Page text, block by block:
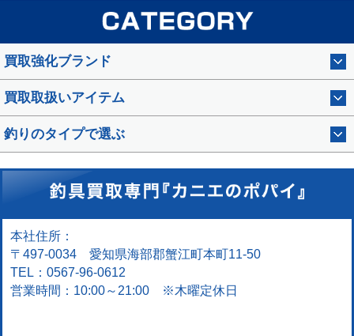
買取強化ブランド
買取取扱いアイテム
釣りのタイプで選ぶ
本社住所：
〒497-0034 愛知県海部郡蟹江町本町11-50
TEL：0567-96-0612
営業時間：10:00～21:00 ※木曜定休日